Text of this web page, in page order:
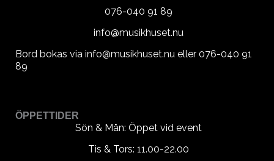
076-040 91 89
info@musikhuset.nu
Bord bokas via info@musikhuset.nu eller 076-040 91
89
ÖPPETTIDER
Sön & Mån: Öppet vid event
Tis & Tors: 11.00-22.00